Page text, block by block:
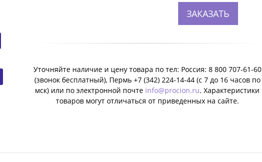
ЗАКАЗАТЬ
Уточняйте наличие и цену товара по тел: Россия: 8 800 707-61-60
(звонок бесплатный), Пермь +7 (342) 224-14-44 (c 7 до 16 часов по
мск) или по электронной почте info@procion.ru. Характеристики
товаров могут отличаться от приведенных на сайте.